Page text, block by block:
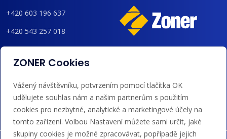
+420 603 196 637
+420 543 257 018
admin@regzone.cz
bankovním převodem a kreditem.
ZONER Cookies
Vážený návštěvníku, potvrzením pomocí tlačítka OK
udělujete souhlas nám a našim partnerům s použitím
cookies pro nezbytné, analytické a marketingové účely na
tomto zařízení. Volbou Nastavení můžete sami určit, jaké
skupiny cookies je možné zpracovávat, popřípadě jejich